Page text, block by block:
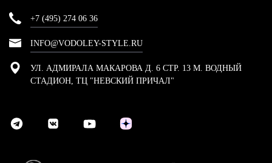
+7 (495) 274 06 36
INFO@VODOLEY-STYLE.RU
УЛ. АДМИРАЛА МАКАРОВА Д. 6 СТР. 13 М. ВОДНЫЙ
СТАДИОН, ТЦ "НЕВСКИЙ ПРИЧАЛ"